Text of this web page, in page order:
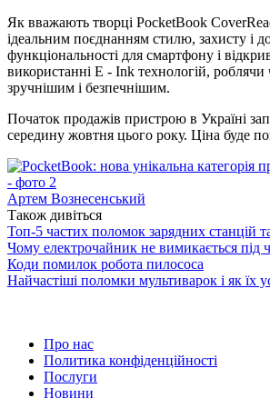
Як вважають творці PocketBook
ідеальним поєднанням стилю, захисту і
функціональності для смартфону і
використанні E - Ink технологій,
зручнішим і безпечнішим.
Початок продажів пристрою в Україні
середину жовтня цього року. Ціна буде
Артем Вознесенський
Також дивіться
Топ-5 частих поломок зарядних станцій
Чому електрочайник не вимикається під
Коди помилок робота пилососа
Найчастіші поломки мультиварок і як їх
Про нас
Политика конфіденційності
Послуги
Новини